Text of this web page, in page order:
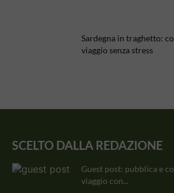
Sardegna in traghetto:
viaggio senza stress
SCELTO DALLA REDAZIONE
Guest post: pubblica e
viaggio con...